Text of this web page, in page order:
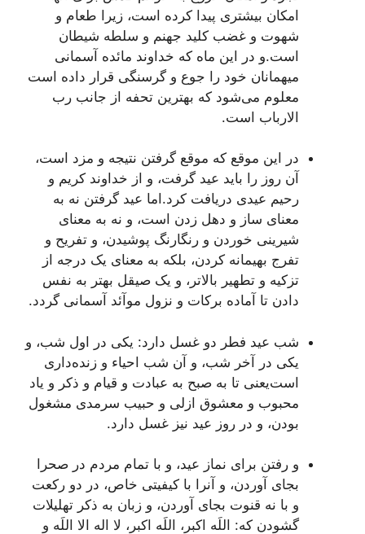
امکان بيشترى پيدا کرده است، زيرا طعام و
شهوت و غضب کليد جهنم و سلطه شيطان
است.و در اين ماه که خداوند مائده آسمانى
ميهمانان خود را جوع و گرسنگى قرار داده است
معلوم مى‌شود که بهترين تحفه از جانب رب
الارباب است.
در اين موقع که موقع گرفتن نتيجه و مزد است،
آن روز را بايد عيد گرفت، و از خداوند کريم و
رحيم عيدى دريافت کرد.اما عيد گرفتن نه به
معناى ساز و دهل زدن است، و نه به معناى
شيرينى خوردن و رنگارنگ پوشيدن، و تفريح و
تفرج بهيمانه کردن، بلکه به معناى يک درجه از
تزکيه و تطهير بالاتر، و يک صيقل بهتر به نفس
دادن تا آماده برکات و نزول موآئد آسمانى گردد.
شب عيد فطر دو غسل دارد: يکى در اول شب، و
يکى در آخر شب، و آن شب احياء و زنده‌دارى
است‌يعنى تا به صبح به عبادت و قيام و ذکر و ياد
محبوب و معشوق ازلى و حبيب سرمدى مشغول
بودن، و در روز عيد نيز غسل دارد.
و رفتن براى نماز عيد، و با تمام مردم در صحرا
بجاى آوردن، و آنرا با کيفيتى خاص، در دو رکعت
و با نه قنوت بجاى آوردن، و زبان به ذکر تهليلات
گشودن که: اللَه اکبر، اللَه اکبر، لا اله الا اللَه و